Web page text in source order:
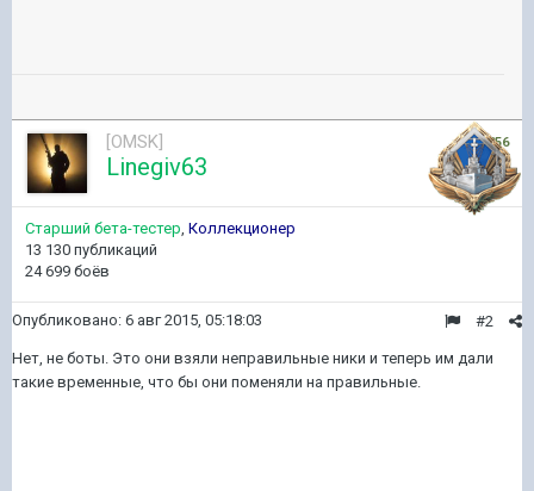
10 856
[OMSK]
Linegiv63
Старший бета-тестер, Коллекционер
13 130 публикаций
24 699 боёв
#2
Опубликовано: 6 авг 2015, 05:18:03
Нет, не боты. Это они взяли неправильные ники и теперь им дали
такие временные, что бы они поменяли на правильные.